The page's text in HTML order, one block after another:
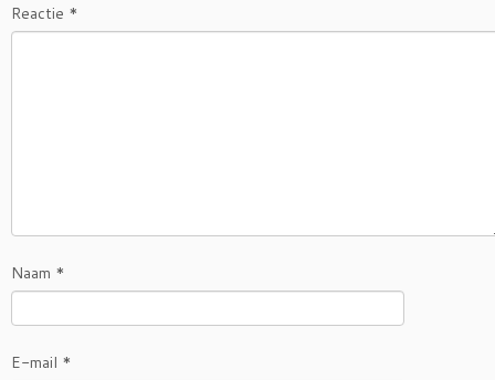
Reactie *
Naam *
E-mail *